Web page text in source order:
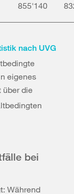
855'140
nach UVG
eigenes
über die
bei
Während